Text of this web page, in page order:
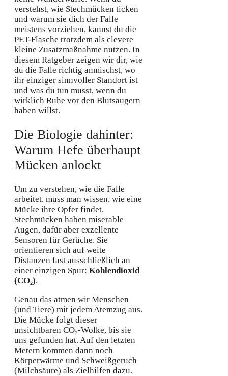
verstehst, wie Stechmücken ticken
und warum sie dich der Falle
meistens vorziehen, kannst du die
PET-Flasche trotzdem als clevere
kleine Zusatzmaßnahme nutzen. In
diesem Ratgeber zeigen wir dir, wie
du die Falle richtig anmischst, wo
ihr einziger sinnvoller Standort ist
und was du tun musst, wenn du
wirklich Ruhe vor den Blutsaugern
haben willst.
Die Biologie dahinter:
Warum Hefe überhaupt
Mücken anlockt
Um zu verstehen, wie die Falle
arbeitet, muss man wissen, wie eine
Mücke ihre Opfer findet.
Stechmücken haben miserable
Augen, dafür aber exzellente
Sensoren für Gerüche. Sie
orientieren sich auf weite
Distanzen fast ausschließlich an
einer einzigen Spur: Kohlendioxid
(CO₂).
Genau das atmen wir Menschen
(und Tiere) mit jedem Atemzug aus.
Die Mücke folgt dieser
unsichtbaren CO₂-Wolke, bis sie
uns gefunden hat. Auf den letzten
Metern kommen dann noch
Körperwärme und Schweißgeruch
(Milchsäure) als Zielhilfen dazu.